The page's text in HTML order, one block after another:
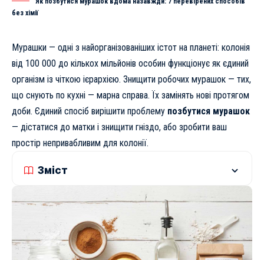
без хімії
Мурашки — одні з найорганізованіших істот на планеті: колонія
від 100 000 до кількох мільйонів особин функціонує як єдиний
організм із чіткою ієрархією. Знищити робочих мурашок — тих,
що снують по кухні — марна справа. Їх замінять нові протягом
доби. Єдиний спосіб вирішити проблему позбутися мурашок
— дістатися до матки і знищити гніздо, або зробити ваш
простір непривабливим для колонії.
Зміст